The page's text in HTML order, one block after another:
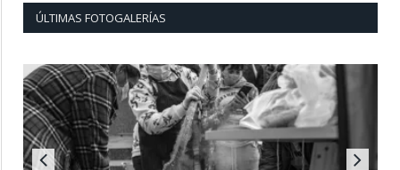
ÚLTIMAS FOTOGALERÍAS